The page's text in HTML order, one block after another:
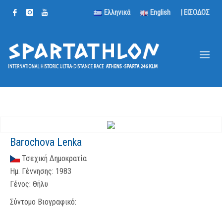
Ελληνικά English | ΕΙΣΟΔΟΣ
Barochova Lenka
Τσεχική Δημοκρατία
Ημ. Γέννησης: 1983
Γένος: Θήλυ
Σύντομο Βιογραφικό: